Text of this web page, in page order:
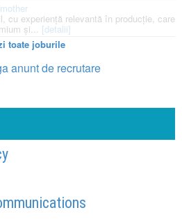
cu experiență relevantă în producție, care
și... [detalii]
toate joburile
anunt de recrutare